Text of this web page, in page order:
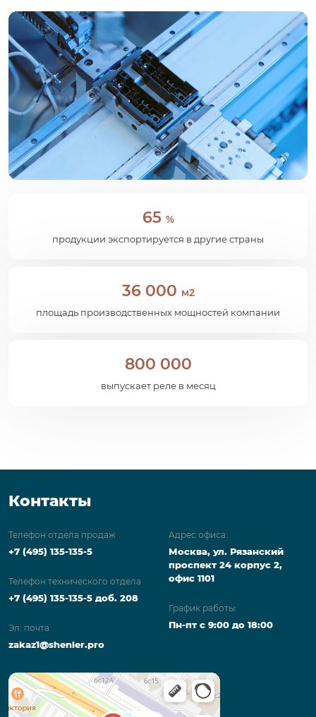
65 %
продукции экспортируется в другие страны
36 000 м2
площадь производственных мощностей компании
800 000
выпускает реле в месяц
Контакты
Телефон отдела продаж
+7 (495) 135-135-5
Телефон технического отдела
+7 (495) 135-135-5 доб. 208
Эл. почта
zakaz1@shenler.pro
Адрес офиса:
Москва, ул. Рязанский
проспект 24 корпус 2,
офис 1101
График работы:
Пн-пт с 9:00 до 18:00